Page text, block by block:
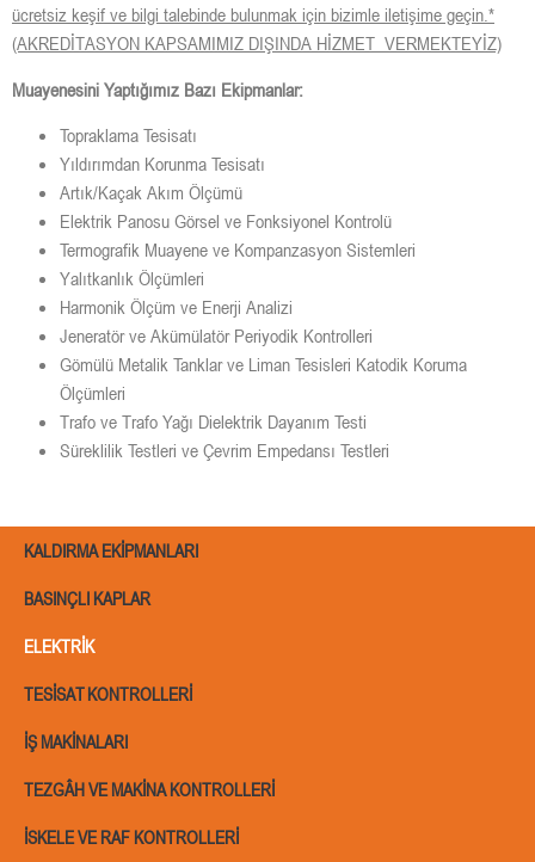
ücretsiz keşif ve bilgi talebinde bulunmak için bizimle iletişime geçin.*
(AKREDİTASYON KAPSAMIMIZ DIŞINDA HİZMET VERMEKTEYİZ)
Muayenesini Yaptığımız Bazı Ekipmanlar:
Topraklama Tesisatı
Yıldırımdan Korunma Tesisatı
Artık/Kaçak Akım Ölçümü
Elektrik Panosu Görsel ve Fonksiyonel Kontrolü
Termografik Muayene ve Kompanzasyon Sistemleri
Yalıtkanlık Ölçümleri
Harmonik Ölçüm ve Enerji Analizi
Jeneratör ve Akümülatör Periyodik Kontrolleri
Gömülü Metalik Tanklar ve Liman Tesisleri Katodik Koruma
Ölçümleri
Trafo ve Trafo Yağı Dielektrik Dayanım Testi
Süreklilik Testleri ve Çevrim Empedansı Testleri
KALDIRMA EKIPMANLARI
BASINÇLI KAPLAR
ELEKTRIK
TESISAT KONTROLLERI
İŞ MAKINALARI
TEZGÂH VE MAKINA KONTROLLERI
İSKELE VE RAF KONTROLLERI